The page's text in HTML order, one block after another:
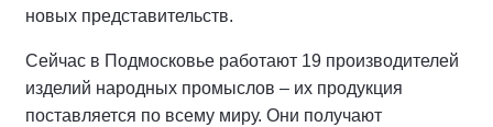
новых представительств.
Сейчас в Подмосковье работают 19 производителей
изделий народных промыслов – их продукция
поставляется по всему миру. Они получают